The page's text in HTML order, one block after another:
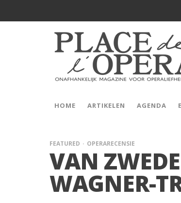
HOME ARTIKELEN AGENDA
FEATURED OPERARECENSIE
VAN
WAGNER-